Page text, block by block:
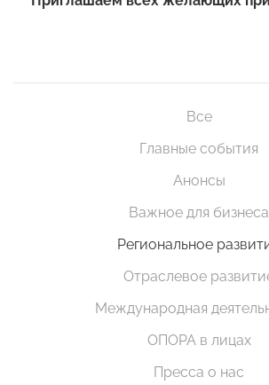
Все
Главные события
Анонсы
Важное для бизнеса
Региональное
Отраслевое
Международная
ОПОРА в лицах
Пресса о нас